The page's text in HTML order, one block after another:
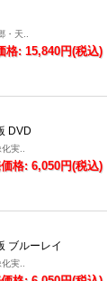
天..
格: 15,840円(税込)
DVD
実..
格: 6,050円(税込)
ブルーレイ
実..